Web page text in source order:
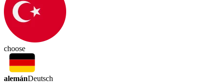
choose
alemánDeutsch